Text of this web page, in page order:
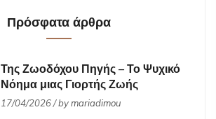
Πρόσφατα άρθρα
Της Ζωοδόχου Πηγής – Το Ψυχικό
Νόημα μιας Γιορτής Ζωής
17/04/2026 / bymariadimou